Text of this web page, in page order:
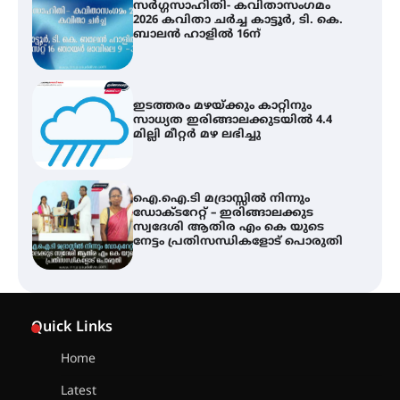
സർഗ്ഗസാഹിതി- കവിതാസംഗമം
2026 കവിതാ ചർച്ച കാട്ടൂർ, ടി. കെ.
ബാലൻ ഹാളിൽ 16ന്
ഇടത്തരം മഴയ്ക്കും കാറ്റിനും
സാധ്യത ഇരിങ്ങാലക്കുടയിൽ 4.4
മില്ലി മീറ്റർ മഴ ലഭിച്ചു
ഐ.ഐ.ടി മദ്രാസ്സിൽ നിന്നും
ഡോക്ടറേറ്റ് – ഇരിങ്ങാലക്കുട
സ്വദേശി ആതിര എം കെ യുടെ
നേട്ടം പ്രതിസന്ധികളോട് പൊരുതി
Quick Links
Home
Latest